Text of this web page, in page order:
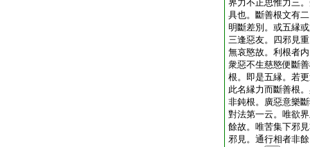
界力不正思惟力三
具也。斷善根文有
明斷差別。或五縁
三逢惡友。四邪見
無哀愍故。利根者
衆惡不生慈愍便斷
根。即是五縁。若
此名縁力而斷善根
非鈍根。廣惡意樂
對法第一云。唯欲
餘故。唯苦集下邪
邪見。通行相者非